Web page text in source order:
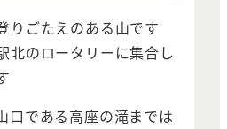
りごたえのある山です
北のロータリーに集合し
口である高座の滝までは